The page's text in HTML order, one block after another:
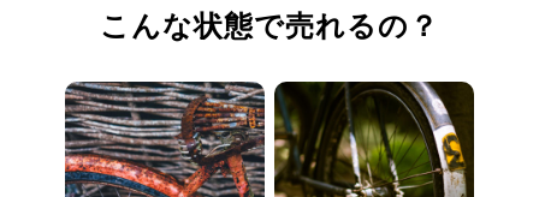
こんな状態で売れるの？